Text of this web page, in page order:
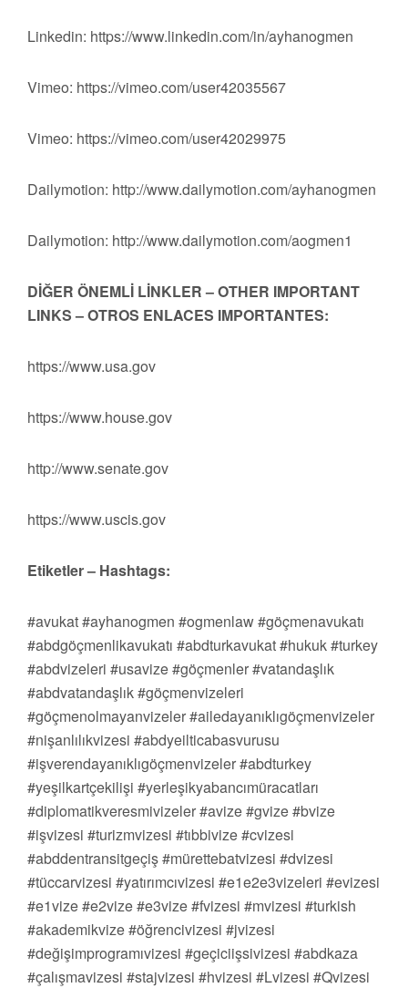
Linkedin: https://www.linkedin.com/in/ayhanogmen
Vimeo: https://vimeo.com/user42035567
Vimeo: https://vimeo.com/user42029975
Dailymotion: http://www.dailymotion.com/ayhanogmen
Dailymotion: http://www.dailymotion.com/aogmen1
DİĞER ÖNEMLİ LİNKLER – OTHER IMPORTANT
LINKS – OTROS ENLACES IMPORTANTES:
https://www.usa.gov
https://www.house.gov
http://www.senate.gov
https://www.uscis.gov
Etiketler – Hashtags:
#avukat #ayhanogmen #ogmenlaw #göçmenavukatı
#abdgöçmenlikavukatı #abdturkavukat #hukuk #turkey
#abdvizeleri #usavize #göçmenler #vatandaşlık
#abdvatandaşlık #göçmenvizeleri
#göçmenolmayanvizeler #ailedayanıklıgöçmenvizeler
#nişanlılıkvizesi #abdyeilticabasvurusu
#işverendayanıklıgöçmenvizeler #abdturkey
#yeşilkartçekilişi #yerleşikyabancımüracatları
#diplomatikveresmivizeler #avize #gvize #bvize
#işvizesi #turizmvizesi #tıbbivize #cvizesi
#abddentransitgeçiş #mürettebatvizesi #dvizesi
#tüccarvizesi #yatırımcıvizesi #e1e2e3vizeleri #evizesi
#e1vize #e2vize #e3vize #fvizesi #mvizesi #turkish
#akademikvize #öğrencivizesi #jvizesi
#değişimprogramıvizesi #geçiciişsivizesi #abdkaza
#çalışmavizesi #stajvizesi #hvizesi #Lvizesi #Qvizesi